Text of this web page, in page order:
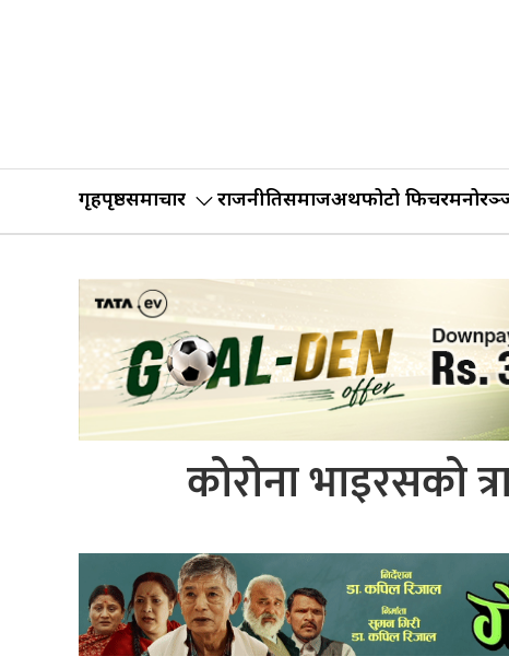
गृहपृष्ठसमाचार राजनीतिसमाजअर्थफोटो फिचर
कोरोना भाइरसको